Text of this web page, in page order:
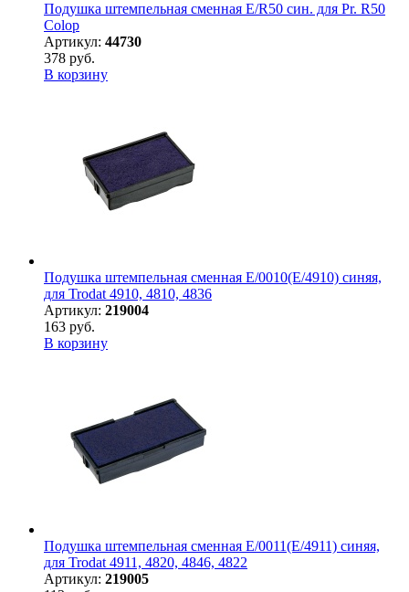
Подушка штемпельная сменная E/R50 син. для Pr. R50
Colop
Артикул: 44730
378 руб.
В корзину
Подушка штемпельная сменная E/0010(E/4910) синяя,
для Trodat 4910, 4810, 4836
Артикул: 219004
163 руб.
В корзину
Подушка штемпельная сменная E/0011(E/4911) синяя,
для Trodat 4911, 4820, 4846, 4822
Артикул: 219005